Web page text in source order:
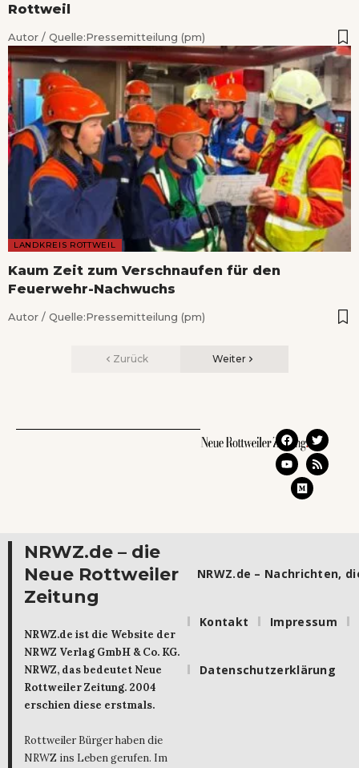
Rottweil
Autor / Quelle:Pressemitteilung (pm)
LANDKREIS ROTTWEIL
Kaum Zeit zum Verschnaufen für den
Feuerwehr-Nachwuchs
Autor / Quelle:Pressemitteilung (pm)
Zurück Weiter
NRWZ.de – die
Neue Rottweiler
Zeitung
NRWZ.de ist die Website der
NRWZ Verlag GmbH & Co. KG.
NRWZ, das bedeutet Neue
Rottweiler Zeitung. 2004
erschien diese erstmals.
Rottweiler Bürger haben die
NRWZ ins Leben gerufen. Im
NRWZ.de – Nachrichten,
Kontakt Impressum
Datenschutzerklärung